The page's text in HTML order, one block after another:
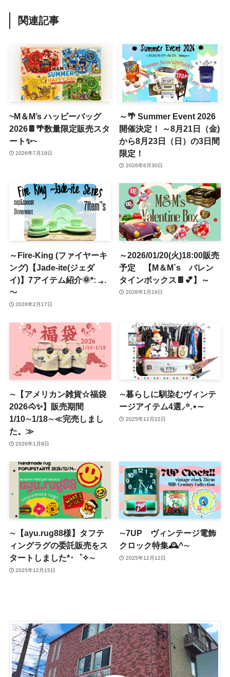
関連記事
~M＆M’s ハッピーバッグ
2026🍫🌴数量限定販売スタ
ート✨~
2026年7月19日
～🌴 Summer Event 2026
開催決定！ ～8月21日（金)
から8月23日（日）の3日間
限定！
2026年6月30日
～Fire-King (ファイヤーキ
ング)【Jade-ite(ジェダ
イ)】7アイテム紹介🌞*: .｡.
～
2026年2月17日
～2026/01/20(火)18:00販売
予定 【M＆M`s バレン
タインボックス🍫💕】～
2026年1月19日
∼【アメリカン雑貨☆福袋
2026🐴✨】販売期間
1/10∼1/18∼≪完売しまし
た。≫
2026年1月9日
∼暮らしに馴染むヴィンテ
ージアイテム4選⸝꙳.⋆∼
2025年12月22日
∼【ayu.rug88様】タフテ
ィングラグの委託販売をス
タートしました*･゜✧∼
2025年12月15日
∼7UP ヴィンテージ電飾
クロック特集🕰^∼
2025年12月12日